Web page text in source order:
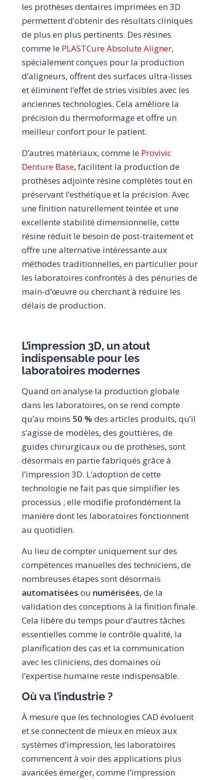
les prothèses dentaires imprimées en 3D
permettent d’obtenir des résultats cliniques
de plus en plus pertinents. Des résines
comme le PLASTCure Absolute Aligner,
spécialement conçues pour la production
d’aligneurs, offrent des surfaces ultra-lisses
et éliminent l’effet de stries visibles avec les
anciennes technologies. Cela améliore la
précision du thermoformage et offre un
meilleur confort pour le patient.
D’autres matériaux, comme le Provivic
Denture Base, facilitent la production de
prothèses adjointe résine complètes tout en
préservant l’esthétique et la précision. Avec
une finition naturellement teintée et une
excellente stabilité dimensionnelle, cette
résine réduit le besoin de post-traitement et
offre une alternative intéressante aux
méthodes traditionnelles, en particulier pour
les laboratoires confrontés à des pénuries de
main-d’œuvre ou cherchant à réduire les
délais de production.
L’impression 3D, un atout
indispensable pour les
laboratoires modernes
Quand on analyse la production globale
dans les laboratoires, on se rend compte
qu’au moins 50 % des articles produits, qu’il
s’agisse de modèles, des gouttières, de
guides chirurgicaux ou de prothèses, sont
désormais en partie fabriqués grâce à
l’impression 3D. L’adoption de cette
technologie ne fait pas que simplifier les
processus ; elle modifie profondément la
manière dont les laboratoires fonctionnent
au quotidien.
Au lieu de compter uniquement sur des
compétences manuelles des techniciens, de
nombreuses étapes sont désormais
automatisées ou numérisées, de la
validation des conceptions à la finition finale.
Cela libère du temps pour d’autres tâches
essentielles comme le contrôle qualité, la
planification des cas et la communication
avec les cliniciens, des domaines où
l’expertise humaine reste indispensable.
Où va l’industrie ?
À mesure que les technologies CAD évoluent
et se connectent de mieux en mieux aux
systèmes d’impression, les laboratoires
commencent à voir des applications plus
avancées émerger, comme l’impression